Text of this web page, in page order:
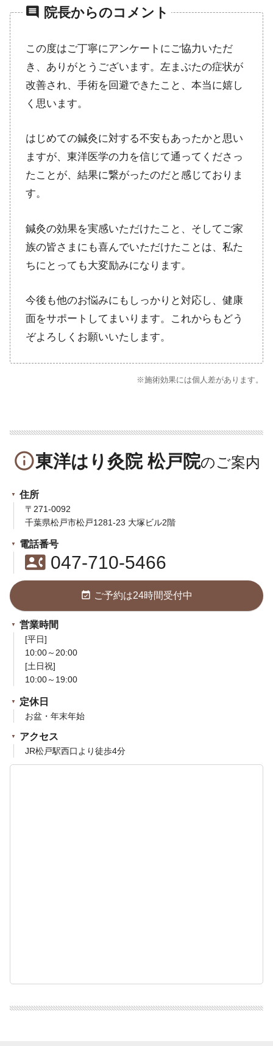
comment 院長からのコメント
この度はご丁寧にアンケートにご協力いただ
き、ありがとうございます。左まぶたの症状が
改善され、手術を回避できたこと、本当に嬉し
く思います。
はじめての鍼灸に対する不安もあったかと思い
ますが、東洋医学の力を信じて通ってくださっ
たことが、結果に繋がったのだと感じておりま
す。
鍼灸の効果を実感いただけたこと、そしてご家
族の皆さまにも喜んでいただけたことは、私た
ちにとっても大変励みになります。
今後も他のお悩みにもしっかりと対応し、健康
面をサポートしてまいります。これからもどう
ぞよろしくお願いいたします。
※施術効果には個人差があります。
info_outline東洋はり灸院 松戸院
住所
〒271-0092
千葉県松戸市松戸1281-23 大塚ビル2階
電話番号
contact_phone047-710-5466
event_available ご予約は24時間受付中
営業時間
[平日]
10:00～20:00
[土日祝]
10:00～19:00
定休日
お盆・年末年始
アクセス
JR松戸駅西口より徒歩4分